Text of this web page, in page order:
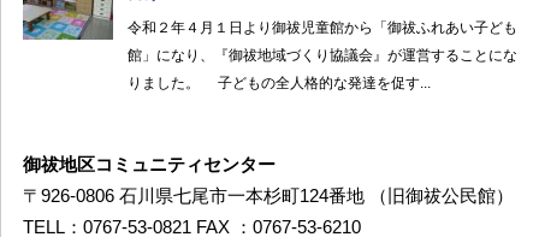
御祓地区コミュニティセンター
〒926-0806 石川県七尾市一本杉町124番地 （旧御祓公民館）
TELL：0767-53-0821 FAX ：0767-53-6210